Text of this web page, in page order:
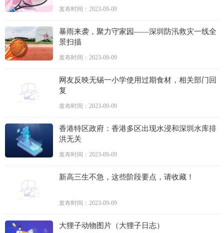
发布时间：2023-09-09
暴雨来袭，聚力守家园——深圳防汛救灾一线全
景扫描
发布时间：2023-09-09
网友反映无锡一小学使用过期食材，相关部门回
复
发布时间：2023-09-09
香港特区政府：香港多区出现水浸和深圳水库排
洪无关
发布时间：2023-09-09
新高三生不急，这些阶段要点，请收藏！
发布时间：2023-09-09
大狸子动物图片（大狸子日志）